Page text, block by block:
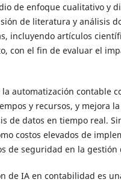
de enfoque cualitativo y
de literatura y análisis
incluyendo artículos
con el fin de evaluar el
automatización contable
y recursos, y mejora
de datos en tiempo real.
costos elevados de
de seguridad en la gestión
de IA en contabilidad es